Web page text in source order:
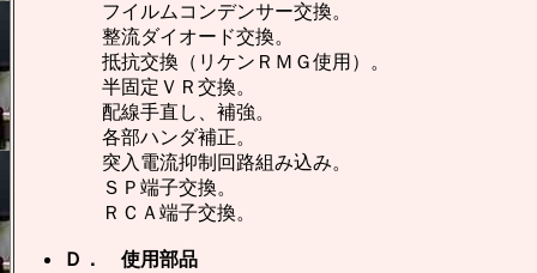
フイルムコンデンサー交換。
整流ダイオード交換。
抵抗交換（リケンＲＭＧ使用）。
半固定ＶＲ交換。
配線手直し、補強。
各部ハンダ補正。
突入電流抑制回路組み込み。
ＳＰ端子交換。
ＲＣＡ端子交換。
Ｄ． 使用部品